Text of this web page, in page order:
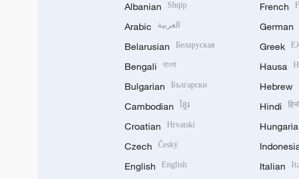
Albanian Shqip
Arabic العربية
Belarusian Беларуская
Bengali বাংলা
Bulgarian Български
Cambodian ខ្មែរ
Croatian Hrvatski
Czech Český
English English
French
German
Greek
Hausa
Hebrew
Hindi
Italian